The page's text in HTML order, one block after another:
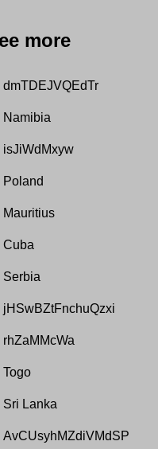
more
dmTDEJVQEdTr
Namibia
isJiWdMxyw
Poland
Mauritius
Cuba
Serbia
jHSwBZtFnchuQzxi
rhZaMMcWa
Togo
Sri Lanka
AvCUsyhMZdiVMdSP